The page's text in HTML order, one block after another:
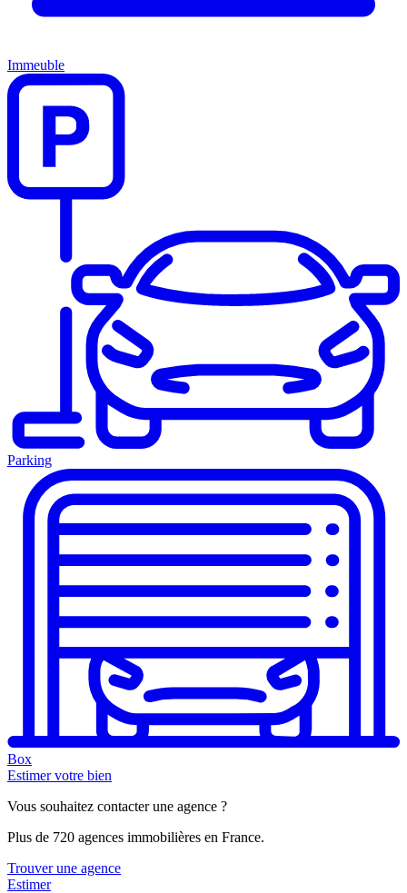
Immeuble
Parking
Box
Estimer votre bien
Vous souhaitez contacter une agence ?
Plus de 720 agences immobilières en France.
Trouver une agence
Estimer